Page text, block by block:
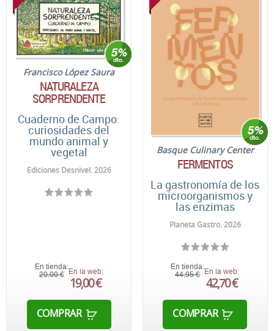
Francisco López Saura
NATURALEZA
SORPRENDENTE
Cuaderno de Campo:
curiosidades del
mundo animal y
vegetal
Ediciones Desnivel. 2026
En tienda:
20,00 € En la web:
19,00 €
COMPRAR
Basque Culinary Center
FERMENTOS
La gastronomía de los
microorganismos y
las enzimas
Planeta Gastro. 2026
En tienda:
44,95 €
En la web:
42,70 €
COMPRAR